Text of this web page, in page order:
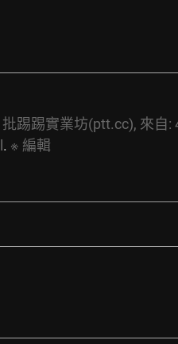
批踢踢實業坊(ptt.cc), 來自:
. ※ 編輯